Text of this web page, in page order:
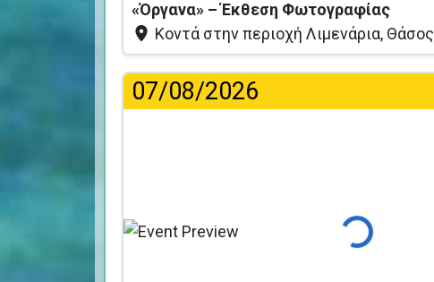
«Όργανα» – Έκθεση Φωτογραφίας
Κοντά στην περιοχή Λιμενάρια, Θάσος
07/08/2026
Φόρτωση...